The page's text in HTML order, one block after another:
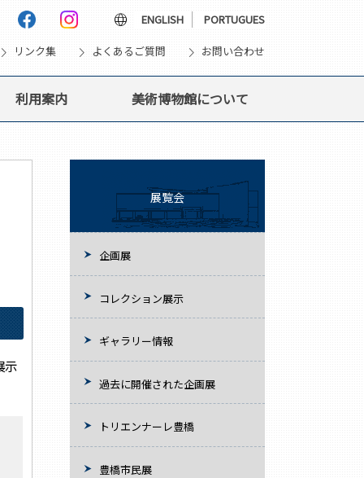
language ENGLISH PORTUGUES
リンク集 chevron_right よくあるご質問 chevron_right お問い合わせ
利用案内 美術博物館について
示
展覧会
企画展
コレクション展示
ギャラリー情報
過去に開催された企画展
トリエンナーレ豊橋
豊橋市民展